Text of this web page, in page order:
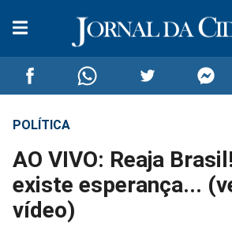
Compartilhar
no
Facebook
Compartilhar
no
Whatsapp
no
no
POLÍTICA
AO VIVO: Reaja
existe esperança...
vídeo)